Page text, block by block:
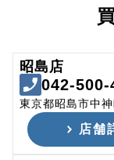
昭島店
042-500-
東京都昭島市中
店舗